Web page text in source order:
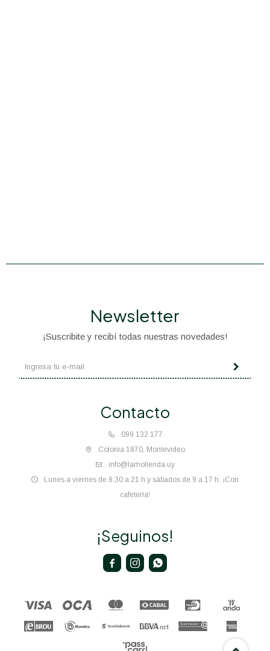
Contacto
099 132 177
Colonia 1870, Montevideo
info@lamolienda.uy
Lunes a viernes de 8:30 a 21 h y sábados de 9 a 17 h. ¡Con
cafetería!
Newsletter
¡Suscribite y recibí todas nuestras novedades!
¡Seguinos!
  